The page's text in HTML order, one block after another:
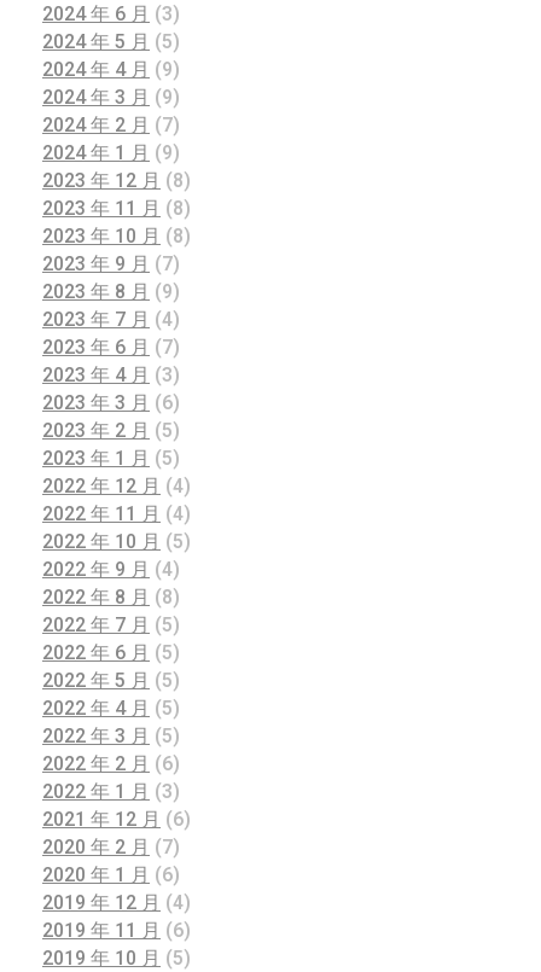
2024 年 6 月 (3)
2024 年 5 月 (5)
2024 年 4 月 (9)
2024 年 3 月 (9)
2024 年 2 月 (7)
2024 年 1 月 (9)
2023 年 12 月 (8)
2023 年 11 月 (8)
2023 年 10 月 (8)
2023 年 9 月 (7)
2023 年 8 月 (9)
2023 年 7 月 (4)
2023 年 6 月 (7)
2023 年 4 月 (3)
2023 年 3 月 (6)
2023 年 2 月 (5)
2023 年 1 月 (5)
2022 年 12 月 (4)
2022 年 11 月 (4)
2022 年 10 月 (5)
2022 年 9 月 (4)
2022 年 8 月 (8)
2022 年 7 月 (5)
2022 年 6 月 (5)
2022 年 5 月 (5)
2022 年 4 月 (5)
2022 年 3 月 (5)
2022 年 2 月 (6)
2022 年 1 月 (3)
2021 年 12 月 (6)
2020 年 2 月 (7)
2020 年 1 月 (6)
2019 年 12 月 (4)
2019 年 11 月 (6)
2019 年 10 月 (5)